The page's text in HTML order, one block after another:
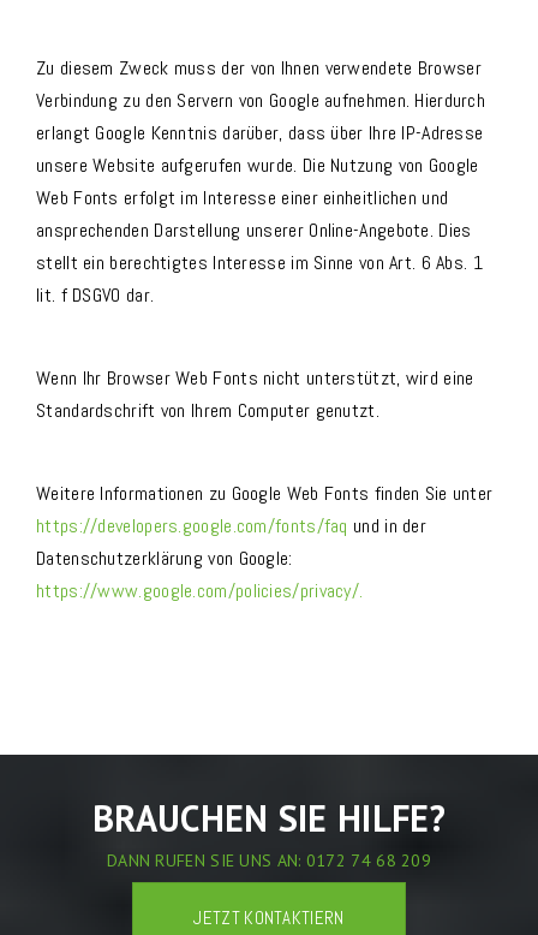
Zu diesem Zweck muss der von Ihnen verwendete Browser
Verbindung zu den Servern von Google aufnehmen. Hierdurch
erlangt Google Kenntnis darüber, dass über Ihre IP-Adresse
unsere Website aufgerufen wurde. Die Nutzung von Google
Web Fonts erfolgt im Interesse einer einheitlichen und
ansprechenden Darstellung unserer Online-Angebote. Dies
stellt ein berechtigtes Interesse im Sinne von Art. 6 Abs. 1
lit. f DSGVO dar.
Wenn Ihr Browser Web Fonts nicht unterstützt, wird eine
Standardschrift von Ihrem Computer genutzt.
Weitere Informationen zu Google Web Fonts finden Sie unter
https://developers.google.com/fonts/faq und in der
Datenschutzerklärung von Google:
https://www.google.com/policies/privacy/.
BRAUCHEN SIE HILFE?
DANN RUFEN SIE UNS AN: 0172 74 68 209
JETZT KONTAKTIERN